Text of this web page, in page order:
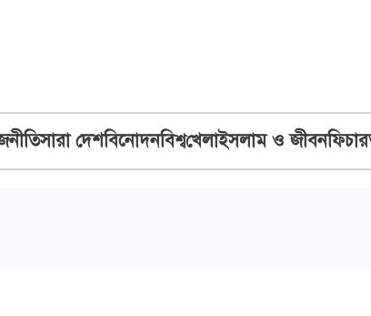
সারা দেশবিনোদনবিশ্বখেলাইসলাম ও জীবনফিচার